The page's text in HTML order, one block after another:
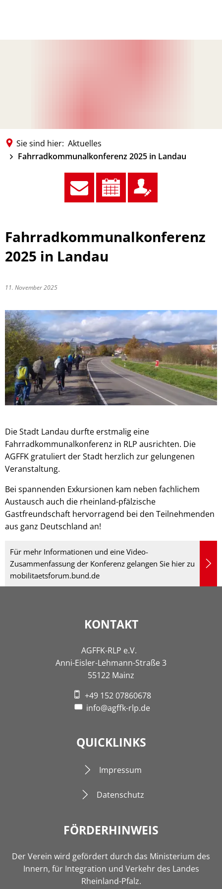
Sie sind hier: Aktuelles
Fahrradkommunalkonferenz 2025 in Landau
Fahrradkommunalkonferenz
2025 in Landau
11. November 2025
Die Stadt Landau durfte erstmalig eine
Fahrradkommunalkonferenz in RLP ausrichten. Die
AGFFK gratuliert der Stadt herzlich zur gelungenen
Veranstaltung.
Bei spannenden Exkursionen kam neben fachlichem
Austausch auch die rheinland-pfälzische
Gastfreundschaft hervorragend bei den Teilnehmenden
aus ganz Deutschland an!
Für mehr Informationen und eine Video-
Zusammenfassung der Konferenz gelangen Sie hier zu
mobilitaetsforum.bund.de
KONTAKT
AGFFK-RLP e.V.
Anni-Eisler-Lehmann-Straße 3
55122 Mainz
+49 152 07860678
info@agffk-rlp.de
QUICKLINKS
Impressum
Datenschutz
FÖRDERHINWEIS
Der Verein wird gefördert durch das Ministerium des
Innern, für Integration und Verkehr des Landes
Rheinland-Pfalz.